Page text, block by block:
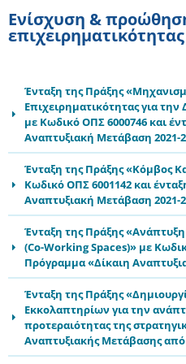
Ενίσχυση &
επιχειρηματικότητας
Ένταξη της Πράξης
Επιχειρηματικότητας για
με Κωδικό ΟΠΣ 6000746 και
Αναπτυξιακή Μετάβαση 2021-
Ένταξη της Πράξης «Κόμβος
Κωδικό ΟΠΣ 6001142 και
Αναπτυξιακή Μετάβαση 2021-
Ένταξη της Πράξης
(Co-Working Spaces)» με
Πρόγραμμα «Δίκαιη
Ένταξη της Πράξης
Εκκολαπτηρίων για την
προτεραιότητας της
Αναπτυξιακής Μετάβασης